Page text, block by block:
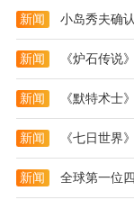
获得丰厚的红包
挑战自己，完成
戏操作简单，用
以获得红包奖励
本站为您提
迎大家记住本站
的网站！
新闻
新闻 《炉石传
新闻 《默特术
新闻 《七日世
新闻 全球第一位